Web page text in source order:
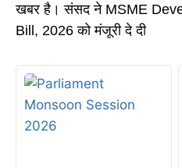
खबर है। संसद ने MSME
Bill, 2026 को मंजूरी दे दी